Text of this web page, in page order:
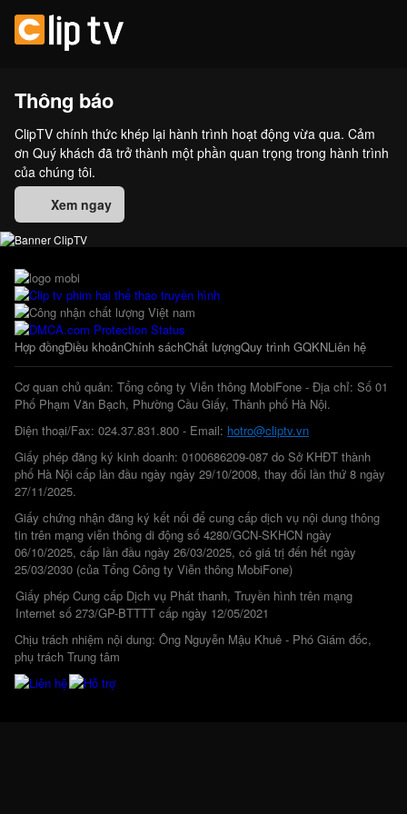
Thông báo
ClipTV chính thức khép lại hành trình hoạt động vừa qua. Cảm
ơn Quý khách đã trở thành một phần quan trọng trong hành trình
của chúng tôi.
Xem ngay
Hợp đồngĐiều khoảnChính sáchChất lượngQuy trình GQKNLiên hệ
Cơ quan chủ quản: Tổng công ty Viễn thông MobiFone - Địa chỉ: Số 01
Phố Phạm Văn Bạch, Phường Cầu Giấy, Thành phố Hà Nội.
Điện thoại/Fax: 024.37.831.800 - Email: hotro@cliptv.vn
Giấy phép đăng ký kinh doanh: 0100686209-087 do Sở KHĐT thành
phố Hà Nội cấp lần đầu ngày ngày 29/10/2008, thay đổi lần thứ 8 ngày
27/11/2025.
Giấy chứng nhận đăng ký kết nối để cung cấp dịch vụ nội dung thông
tin trên mạng viễn thông di động số 4280/GCN-SKHCN ngày
06/10/2025, cấp lần đầu ngày 26/03/2025, có giá trị đến hết ngày
25/03/2030 (của Tổng Công ty Viễn thông MobiFone)
Giấy phép Cung cấp Dịch vụ Phát thanh, Truyền hình trên mạng
Internet số 273/GP-BTTTT cấp ngày 12/05/2021
Chịu trách nhiệm nội dung: Ông Nguyễn Mậu Khuê - Phó Giám đốc,
phụ trách Trung tâm